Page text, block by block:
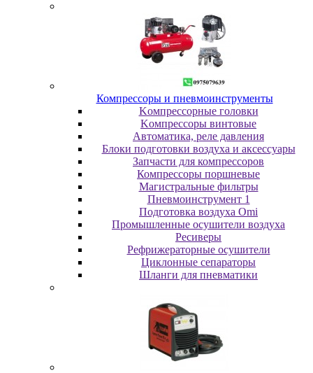
Компрессоры и пневмоинструменты
Koмпpeccopныe гoлoвки
Koмпpeccopы винтoвыe
Автоматика, реле давления
Блоки подготовки воздуха и аксессуары
Запчасти для компрессоров
Компрессоры поршневые
Магистральные фильтры
Пневмоинструмент 1
Подготовка воздуха Omi
Промышленные осушители воздуха
Ресиверы
Рефрижераторные осушители
Циклонные сепараторы
Шланги для пневматики